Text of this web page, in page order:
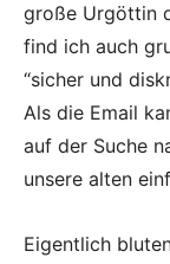
große Urgöttin
find ich auch
“sicher und
Als die Email
auf der Suche
unsere alten
Eigentlich